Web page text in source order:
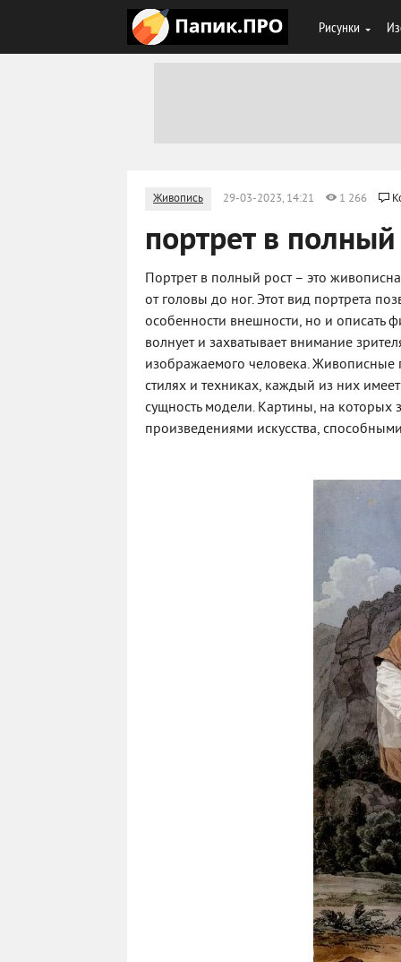
Рисунки
Живопись 29-03-2023, 14:21 1 266
портрет в
Портрет в полный рост – это
от головы до ног. Этот вид портрета
особенности внешности, но и описать
волнует и захватывает внимание
изображаемого человека.
стилях и техниках, каждый из них
сущность модели. Картины, на которых
произведениями искусства,